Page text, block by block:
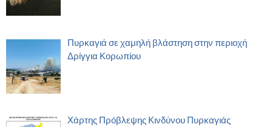
Πυρκαγιά σε χαμηλή βλάστηση στην περιοχή
Δρίγγια Κορωπίου
Χάρτης Πρόβλεψης Κινδύνου Πυρκαγιάς